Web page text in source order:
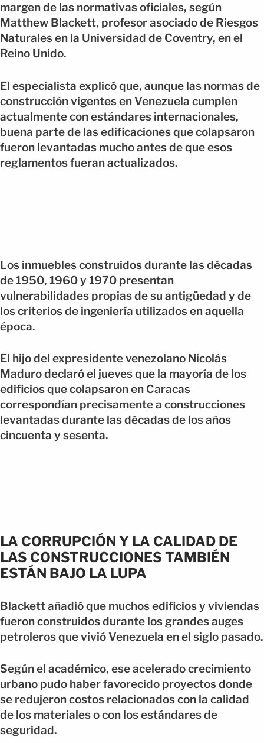
margen de las normativas oficiales, según
Matthew Blackett, profesor asociado de Riesgos
Naturales en la Universidad de Coventry, en el
Reino Unido.
El especialista explicó que, aunque las normas de
construcción vigentes en Venezuela cumplen
actualmente con estándares internacionales,
buena parte de las edificaciones que colapsaron
fueron levantadas mucho antes de que esos
reglamentos fueran actualizados.
Los inmuebles construidos durante las décadas
de 1950, 1960 y 1970 presentan
vulnerabilidades propias de su antigüedad y de
los criterios de ingeniería utilizados en aquella
época.
El hijo del expresidente venezolano Nicolás
Maduro declaró el jueves que la mayoría de los
edificios que colapsaron en Caracas
correspondían precisamente a construcciones
levantadas durante las décadas de los años
cincuenta y sesenta.
LA CORRUPCIÓN Y LA CALIDAD DE
LAS CONSTRUCCIONES TAMBIÉN
ESTÁN BAJO LA LUPA
Blackett añadió que muchos edificios y viviendas
fueron construidos durante los grandes auges
petroleros que vivió Venezuela en el siglo pasado.
Según el académico, ese acelerado crecimiento
urbano pudo haber favorecido proyectos donde
se redujeron costos relacionados con la calidad
de los materiales o con los estándares de
seguridad.